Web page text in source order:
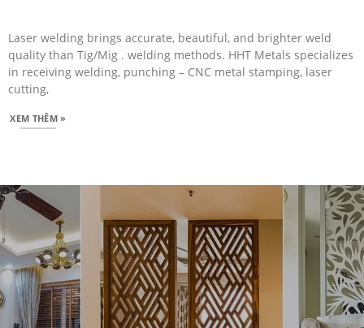
Laser welding brings accurate, beautiful, and brighter weld
quality than Tig/Mig . welding methods. HHT Metals specializes
in receiving welding, punching – CNC metal stamping, laser
cutting,
XEM THÊM »